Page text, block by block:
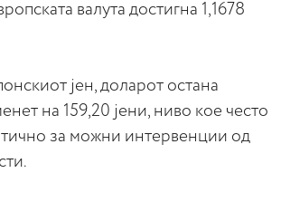
валута достигна 1,1678
јен, доларот остана
на 159,20 јени, ниво кое често
за можни интервенции од